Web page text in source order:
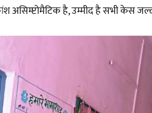
है, उम्मीद है सभी केस